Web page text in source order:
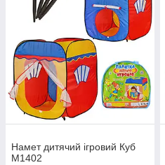
Намет дитячий ігровий Куб
М1402